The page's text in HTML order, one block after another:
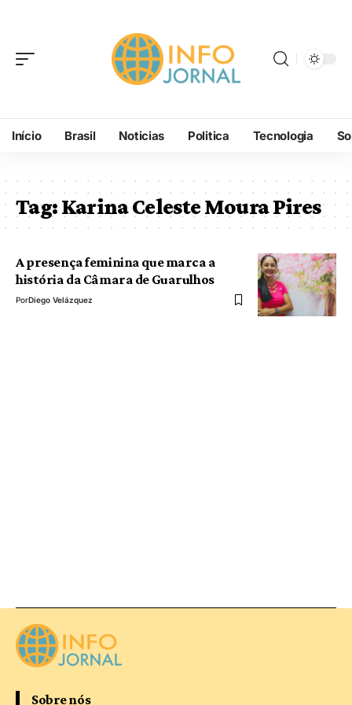
Início Brasil Noticias Politica Tecnologia
Tag:Karina Celeste Moura Pires
A presença feminina que marca a
história da Câmara de Guarulhos
PorDiego Velázquez
Sobre nós